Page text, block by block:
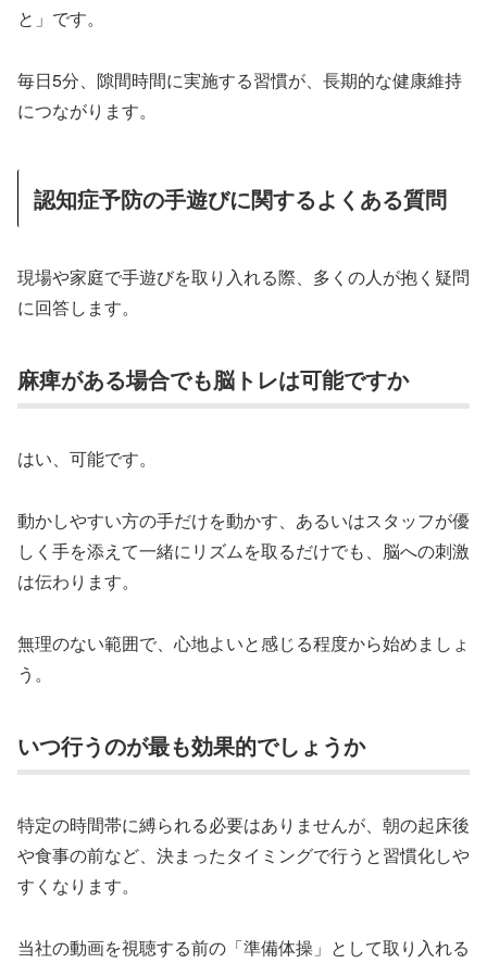
と」です。
毎日5分、隙間時間に実施する習慣が、長期的な健康維持
につながります。
認知症予防の手遊びに関するよくある質問
現場や家庭で手遊びを取り入れる際、多くの人が抱く疑問
に回答します。
麻痺がある場合でも脳トレは可能ですか
はい、可能です。
動かしやすい方の手だけを動かす、あるいはスタッフが優
しく手を添えて一緒にリズムを取るだけでも、脳への刺激
は伝わります。
無理のない範囲で、心地よいと感じる程度から始めましょ
う。
いつ行うのが最も効果的でしょうか
特定の時間帯に縛られる必要はありませんが、朝の起床後
や食事の前など、決まったタイミングで行うと習慣化しや
すくなります。
当社の動画を視聴する前の「準備体操」として取り入れる